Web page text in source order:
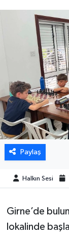
Paylaş
Halkın Sesi
Girne’de
lokalinde